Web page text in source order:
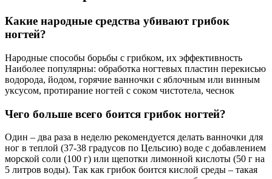
Можно ли вылечить грибок ногтей уксусом и
содой?
Нередко при грибке ногтей применяют растворы уксуса,
соды, йода, чистотела или травяные настои. Однако эти
средства могут решить только поверхностную проблему. Если
грибок уже проник в ногтевое ложе и матрикс, народные
методы будут бесполезны. Наоборот, зачастую они
провоцируют воспаление, раздражая мягкие ткани.
Полезные советы
СОВЕТ №1